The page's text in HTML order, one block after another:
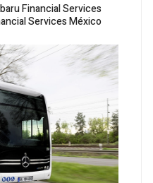
Financial Services
Services México